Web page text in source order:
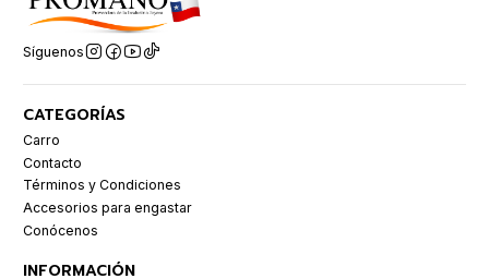
Síguenos
CATEGORÍAS
Carro
Contacto
Términos y Condiciones
Accesorios para engastar
Conócenos
INFORMACIÓN